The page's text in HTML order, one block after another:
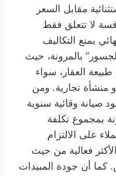
مقابل السعر
لا تتعلق فقط
يمنع التكاليف
بالمرونة، حيث
العقار، سواء
منشأة تجارية. ومن
صيانة وقائية سنوية
بمجموع تكلفة
على الالتزام
فعالية من حيث
كما أن جودة المبيدات